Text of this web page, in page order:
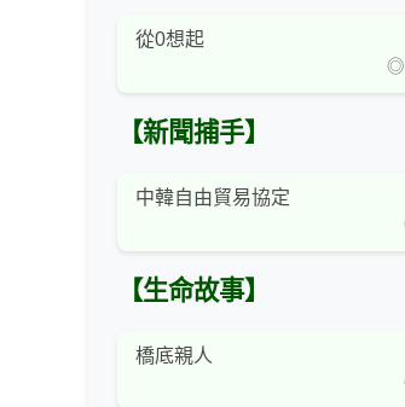
從0想起
◎
【新聞捕手】
中韓自由貿易協定
【生命故事】
橋底親人